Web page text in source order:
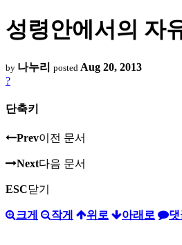
성령안에서의 자
by 나누리 posted Aug 20, 2013
?
단축키
Prev이전 문서
Next다음 문서
ESC닫기
크게 작게 위로 아래로 댓
정연복 /